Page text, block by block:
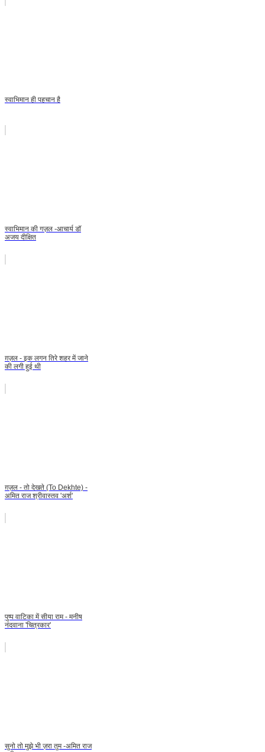
स्वाभिमान ही पहचान है
स्वाभिमान की गज़ल -आचार्य डॉ
अजय दीक्षित
ग़ज़ल - इक लगन तिरे शहर में जाने
की लगी हुई थी
ग़ज़ल - तो देखते (To Dekhte) -
अमित राज श्रीवास्तव 'अर्श'
पुष्प वाटिका में सीया राम - मनीष
नंदवाना 'चित्रकार'
सुनो तो मुझे भी ज़रा तुम -अमित राज